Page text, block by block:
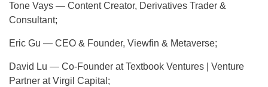
Tone Vays — Content Creator, Derivatives Trader &
Consultant;
Eric Gu — CEO & Founder, Viewfin & Metaverse;
David Lu — Co-Founder at Textbook Ventures | Venture
Partner at Virgil Capital;